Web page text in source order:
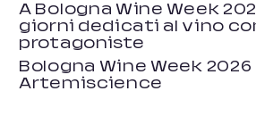
A Bologna Wine Week
giorni dedicati al vino
protagoniste
Bologna Wine Week 2026
Artemiscience